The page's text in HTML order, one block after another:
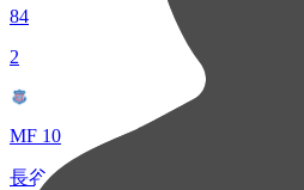
84
2
MF 10
長谷川 元希